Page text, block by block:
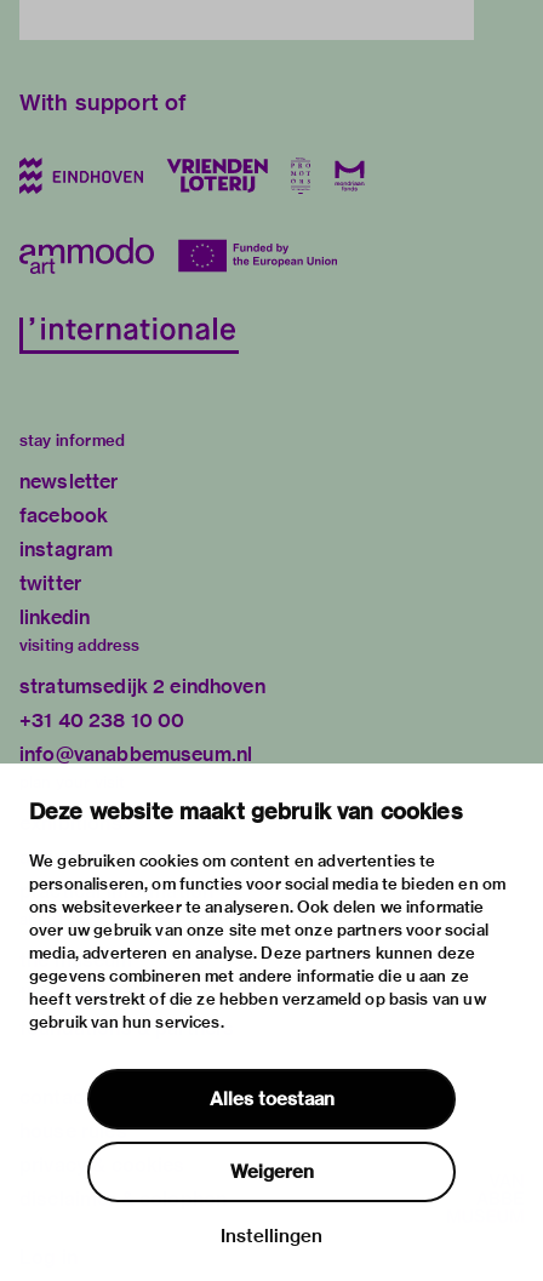
Deze website maakt gebruik van cookies
We gebruiken cookies om content en advertenties te
personaliseren, om functies voor social media te bieden en om
ons websiteverkeer te analyseren. Ook delen we informatie
over uw gebruik van onze site met onze partners voor social
media, adverteren en analyse. Deze partners kunnen deze
gegevens combineren met andere informatie die u aan ze
heeft verstrekt of die ze hebben verzameld op basis van uw
gebruik van hun services.
Alles toestaan
Weigeren
Instellingen
With support of
stay informed
newsletter
facebook
instagram
twitter
linkedin
visiting address
stratumsedijk 2 eindhoven
+31 40 238 10 00
info@vanabbemuseum.nl
exhibitions
activities
practical information
about
the museum
the collection
foundations & partners
contact
house rules
privacy & cookies
disclaimer & colophon